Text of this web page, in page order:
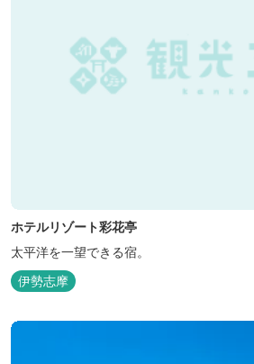
ホテルリゾート彩花亭
太平洋を一望できる宿。
伊勢志摩